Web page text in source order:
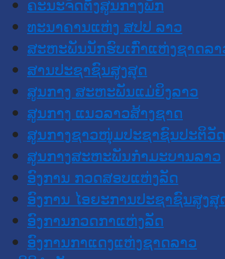
ທະນາຄານແຫ່ງ ສປປ ລາວ
ສະຫະພັນນັກຮົບເກົ່າແຫ່ງຊາດລ
ສານປະຊາຊົນສູງສຸດ
ສູນກາງ ສະຫະພັນແມ່ຍິງລາວ
ສູນກາງ ແນວລາວສ້າງຊາດ
ສູນກາງຊາວໜຸ່ມປະຊາຊົນປະຕິວັ
ສູນກາງສະຫະພັນກຳມະບານລາວ
ອົງການ ກວດສອບແຫ່ງລັດ
ອົງການ ໄອຍະການປະຊາຊົນສູງສຸ
ອົງການກວດກາແຫ່ງລັດ
ອົງການກາແດງແຫ່ງຊາດລາວ